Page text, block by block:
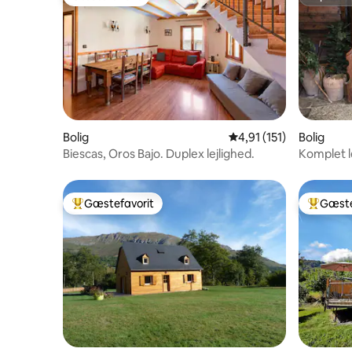
Bolig 4,91 ud af 5 i
4,91 (151)
Biescas, Oros Bajo. Duplex lejlighed.
Bolig
Komplet
Bedste gæstefavorit
Gæstefavorit Bedste